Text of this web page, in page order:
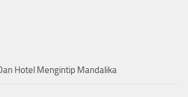
Hotel Mengintip Mandalika